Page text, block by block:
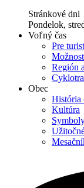
Stránkové dni
Pondelok,
Voľný čas
Pre
Región
Obec
História
Kultúra